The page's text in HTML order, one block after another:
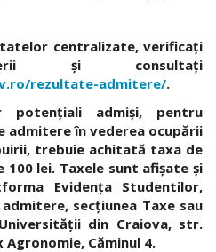
centralizate, verificați
și consultați
rezultate-admitere/.
potențiali admiși, pentru
admitere în vederea ocupării
trebuie achitată taxa de
100 lei. Taxele sunt afișate și
Evidența Studentilor,
secțiunea Taxe sau
din Craiova, str.
Căminul 4.